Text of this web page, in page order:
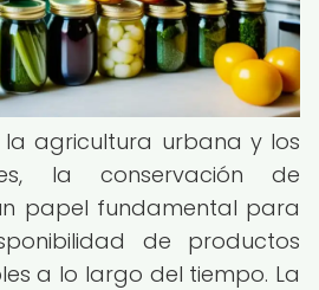
la agricultura urbana y los
la conservación de
papel fundamental para
de productos
a lo largo del tiempo. La